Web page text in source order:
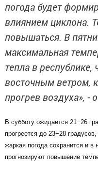
погода будет
влиянием циклона.
повышаться. В
максимальная
тепла в республике,
восточным ветром,
прогрев воздуха», -
В субботу ожидается 21−26
прогреется до 23−28
жаркая погода сохранится и
прогнозируют повышение